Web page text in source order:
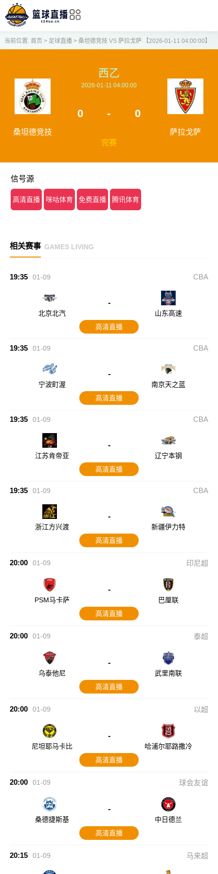
当前位置: 首页 > 足球直播> 桑坦德竞技 VS 萨拉戈萨 【2026-01-11 04:00:00】
桑坦德竞技
西乙
2026-01-11 04:00:00
0 - 0
完赛
萨拉戈萨
信号源
高清直播 咪咕体育 免费直播 腾讯体育
相关赛事 GAMES LIVING
19:35 01-09 CBA
北京北汽
-
山东高速
高清直播
19:35 01-09 CBA
宁波町渥
-
南京天之蓝
高清直播
19:35 01-09 CBA
江苏肯帝亚
-
辽宁本钢
高清直播
19:35 01-09 CBA
浙江方兴渡
-
新疆伊力特
高清直播
20:00 01-09 印尼超
PSM马卡萨
-
巴厘联
高清直播
20:00 01-09 泰超
乌泰他尼
-
武里南联
高清直播
20:00 01-09 以超
尼坦耶马卡比
-
哈浦尔耶路撒冷
高清直播
20:00 01-09 球会友谊
桑德捷斯基
-
中日德兰
高清直播
20:15 01-09 马来超